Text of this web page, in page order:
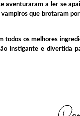
aventuraram a ler se
que brotaram
todos os melhores
instigante e divertida